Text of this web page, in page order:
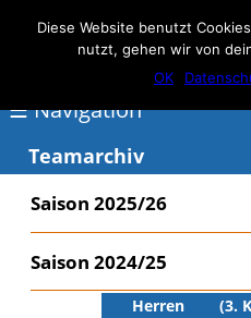
Elmar Herne 22
100% Handball
☰ Navigation
Über
Elmar
Herne
Teamarchiv
Saison 2025/26
Saison 2024/25
Herren (3.
Diese Website benutzt
nutzt, gehen wir von
OK